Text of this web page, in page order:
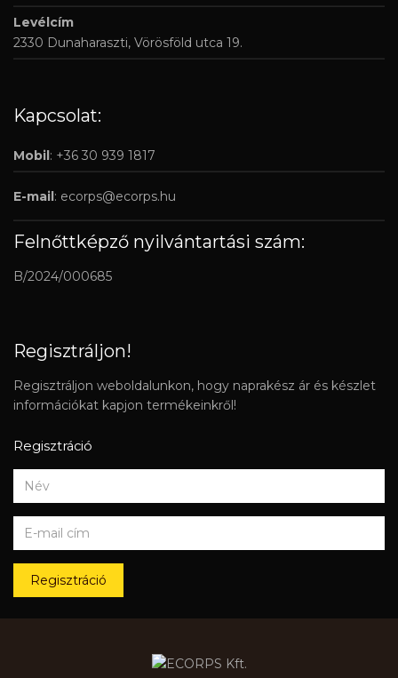
Levélcím
2330 Dunaharaszti, Vörösföld utca 19.
Kapcsolat:
Mobil : +36 30 939 1817
E-mail : ecorps@ecorps.hu
Felnőttképző nyilvántartási szám:
B/2024/000685
Regisztráljon!
Regisztráljon weboldalunkon, hogy naprakész ár és készlet
információkat kapjon termékeinkről!
Regisztráció
Regisztráció